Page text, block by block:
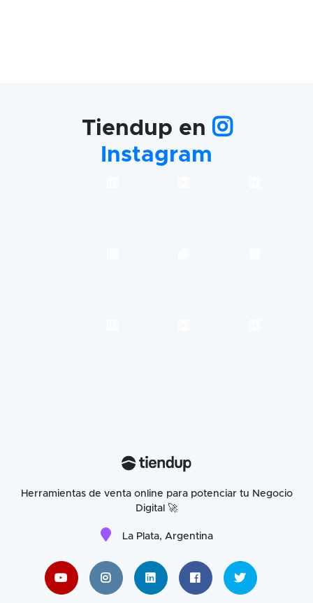
Tiendup en
Instagram
Herramientas de venta online para potenciar tu Negocio
Digital 🚀
La Plata, Argentina